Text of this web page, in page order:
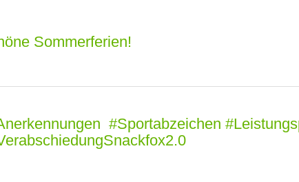
Sommerferien!
#Sportabzeichen